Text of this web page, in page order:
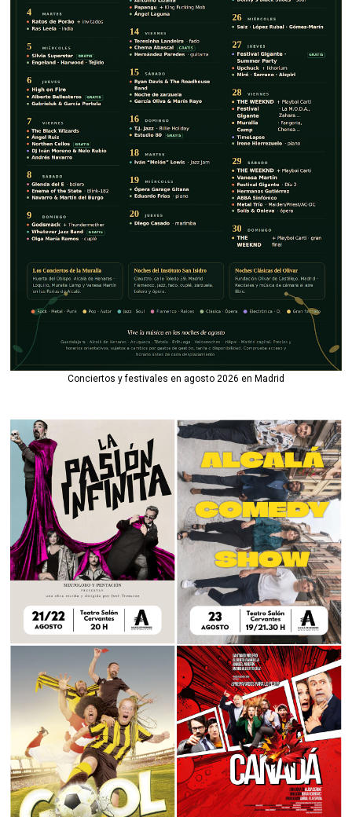
Conciertos y festivales en agosto 2026 en Madrid